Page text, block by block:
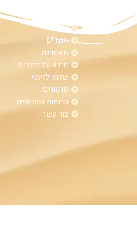
אודות
מוצרים
מאמרים
מידע על זוחלים
שלחו לזיהוי
סרטונים
תרומות ושת"פים
צור קשר